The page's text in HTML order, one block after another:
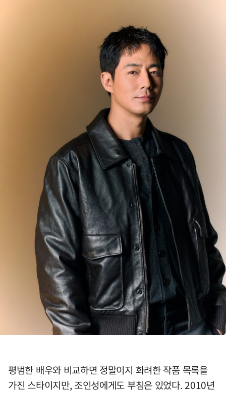
평범한 배우와 비교하면 정말이지 화려한 작품 목록을
가진 스타이지만, 조인성에게도 부침은 있었다. 2010년